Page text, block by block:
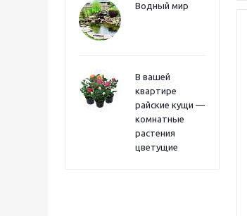
Водный мир
В вашей
квартире
райские кущи —
комнатные
растения
цветущие